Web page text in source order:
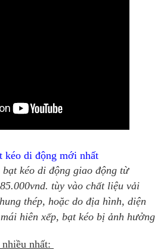
kéo di động mới nhất
kéo di động giao động từ
tùy vào chất liệu vải
thép, hoặc do địa hình, diện
hiên xếp, bạt kéo bị ảnh hưởng
nhất: